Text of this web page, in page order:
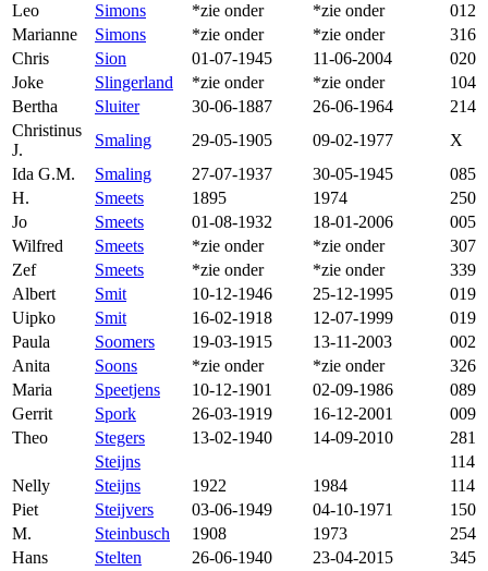
Leo
Simons *zie onder *zie onder
012
Marianne
Simons *zie onder *zie onder
316
Chris
Sion 01-07-1945 11-06-2004
020
Joke
Slingerland *zie onder *zie onder
104
Bertha
Sluiter 30-06-1887 26-06-1964
214
Christinus
J.
Smaling 29-05-1905 09-02-1977
X
Ida G.M.
Smaling 27-07-1937 30-05-1945
085
H.
Smeets 1895 1974
250
Jo
Smeets 01-08-1932 18-01-2006
005
Wilfred
Smeets *zie onder *zie onder
307
Zef
Smeets *zie onder *zie onder
339
Albert
Smit 10-12-1946 25-12-1995
019
Uipko
Smit 16-02-1918 12-07-1999
019
Paula
Soomers 19-03-1915 13-11-2003
002
Anita
Soons *zie onder *zie onder
326
Maria
Speetjens 10-12-1901 02-09-1986
089
Gerrit
Spork 26-03-1919 16-12-2001
009
Theo
Stegers 13-02-1940 14-09-2010
281
Steijns
114
Nelly
Steijns 1922 1984
114
Piet
Steijvers 03-06-1949 04-10-1971
150
M.
Steinbusch 1908 1973
254
Hans
Stelten 26-06-1940 23-04-2015
345